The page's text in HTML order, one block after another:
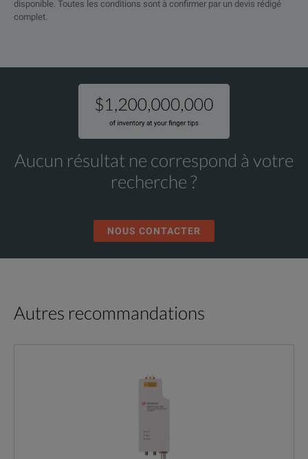
disponible. Toutes les conditions sont à confirmer par un devis rédigé
complet.
Aucun résultat ne correspond à votre
recherche ?
NOUS CONTACTER
Autres recommandations